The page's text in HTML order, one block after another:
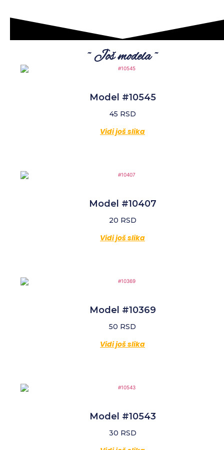
~ Još modela ~
Model #10545
45 RSD
Vidi još slika
Model #10407
20 RSD
Vidi još slika
Model #10369
50 RSD
Vidi još slika
Model #10543
30 RSD